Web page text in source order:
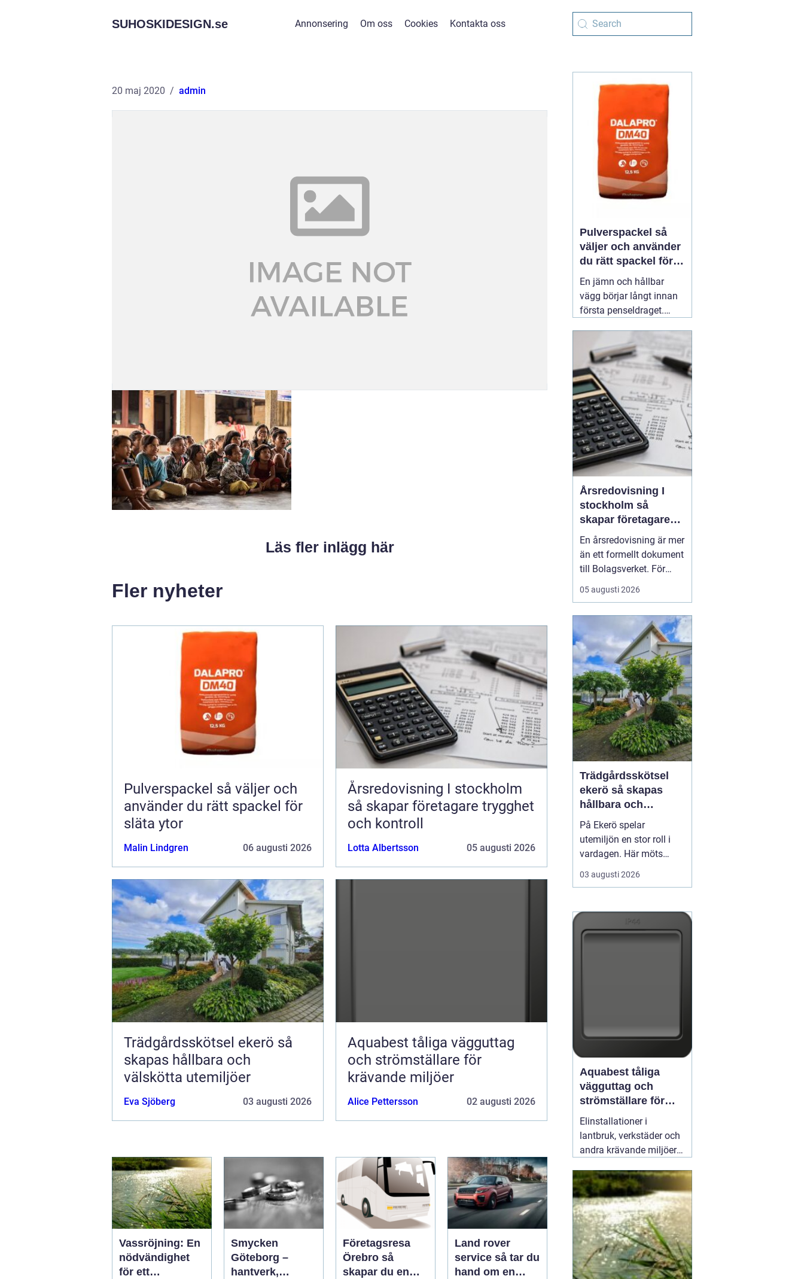
SUHOSKIDESIGN.se Annonsering Om oss Cookies Kontakta oss
20 maj 2020 admin
Läs fler inlägg här
Fler nyheter
Pulverspackel så väljer och
använder du rätt spackel för
släta ytor
Malin Lindgren 06 augusti 2026
Årsredovisning I stockholm
så skapar företagare trygghet
och kontroll
Lotta Albertsson 05 augusti 2026
Trädgårdsskötsel ekerö så
skapas hållbara och
välskötta utemiljöer
Eva Sjöberg 03 augusti 2026
Aquabest tåliga vägguttag
och strömställare för
krävande miljöer
Alice Pettersson 02 augusti 2026
Vassröjning: En
nödvändighet
för ett
Smycken
Göteborg –
hantverk,
Företagsresa
Örebro så
skapar du en
Land rover
service så tar du
hand om en
Pulverspackel så
väljer och använder
du rätt spackel för
släta ytor
En jämn och hållbar
vägg börjar långt innan
första penseldraget.
en avgörande roll för
slutresultatet, både när
det gäller utseende och
livslängd. Många
yrkesmålare och
avancerade gör-det-
självare06 augusti 2026
Årsredovisning I
stockholm så
skapar företagare
trygghet och
kontroll
En årsredovisning är mer
än ett formellt dokument
till Bolagsverket. För
många företagare i
Stockholm är den ett
ett underlag för nya
beslut och ett krav som
måste bli rätt från
början. När tidsbrist,
regelverk och osäkerhet
...
05 augusti 2026
Trädgårdsskötsel
ekerö så skapas
hållbara och
välskötta utemiljöer
På Ekerö spelar
utemiljön en stor roll i
vardagen. Här möts
natur, vatten och
bebyggelse på ett sätt
innergårdar och
viktiga för trivseln. När
03 augusti 2026
Aquabest tåliga
vägguttag och
strömställare för
krävande miljöer
Elinstallationer i
lantbruk, verkstäder och
andra krävande miljöer
i ett vanligt bostadsrum.
Fukt, damm, spån och
mekaniskt slitage kan
snabbt skapa problem
om komponenterna inte
är rätt valda.02 augusti
2026